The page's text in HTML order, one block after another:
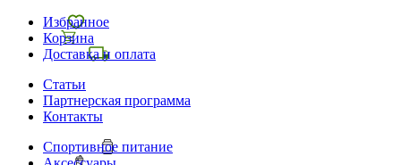
Избранное
Корзина
Доставка и оплата
Статьи
Партнерская программа
Контакты
Спортивное питание